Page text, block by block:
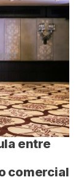
entre
comercial